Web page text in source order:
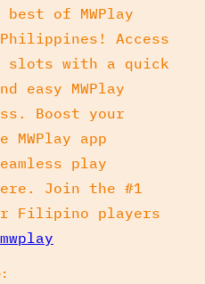
of MWPlay
Access
slots with a quick
easy MWPlay
Boost your
MWPlay app
play
Join the #1
Filipino players
mwplay